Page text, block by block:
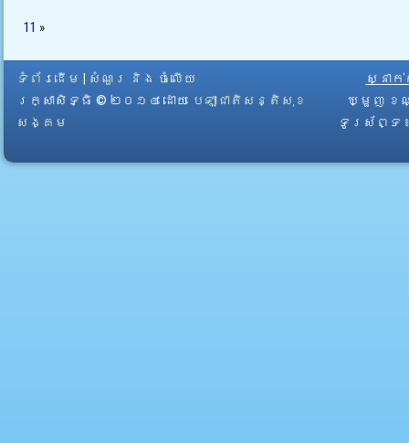
11 »
ទំព័រដើម
សំណួរ និង ចំលើយ
រក្សាសិទ្ធិ © ២០១៤ ដោយ​ បេឡាជាតិសន្តិសុខ
សង្គម
ស្នាក់
ឃ្មួញ ខណ្
ទូរស័ព្ទ